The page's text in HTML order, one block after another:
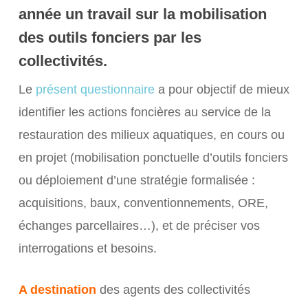
année un travail sur la mobilisation
des outils fonciers par les
collectivités.
Le présent questionnairea pour objectif de mieux
identifier les actions foncières au service de la
restauration des milieux aquatiques, en cours ou
en projet (mobilisation ponctuelle d’outils fonciers
ou déploiement d’une stratégie formalisée :
acquisitions, baux, conventionnements, ORE,
échanges parcellaires…), et de préciser vos
interrogations et besoins.
A destination des agents des collectivités